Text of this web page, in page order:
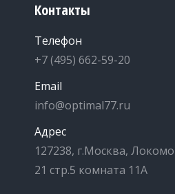
Контакты
Телефон
+7 (495) 662-59-20
Email
info@optimal77.ru
Адрес
127238, г.Москва,
21 стр.5 комната 11А